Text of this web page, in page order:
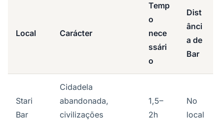
Local Carácter
Temp
o
nece
ssári
o
Dist
ânci
a de
Bar
Stari
Bar
Cidadela
abandonada,
civilizações
1,5–
2h
No
local